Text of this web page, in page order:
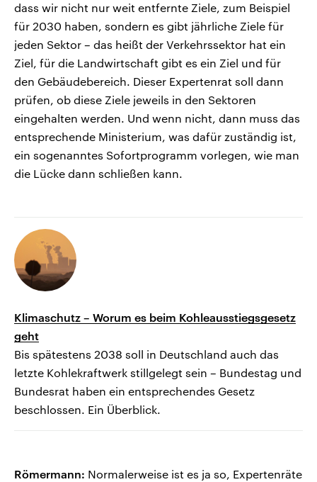
dass wir nicht nur weit entfernte Ziele, zum Beispiel
für 2030 haben, sondern es gibt jährliche Ziele für
jeden Sektor – das heißt der Verkehrssektor hat ein
Ziel, für die Landwirtschaft gibt es ein Ziel und für
den Gebäudebereich. Dieser Expertenrat soll dann
prüfen, ob diese Ziele jeweils in den Sektoren
eingehalten werden. Und wenn nicht, dann muss das
entsprechende Ministerium, was dafür zuständig ist,
ein sogenanntes Sofortprogramm vorlegen, wie man
die Lücke dann schließen kann.
Klimaschutz – Worum es beim Kohleausstiegsgesetz
geht
Bis spätestens 2038 soll in Deutschland auch das
letzte Kohlekraftwerk stillgelegt sein – Bundestag und
Bundesrat haben ein entsprechendes Gesetz
beschlossen. Ein Überblick.
Römermann: Normalerweise ist es ja so, Expertenräte